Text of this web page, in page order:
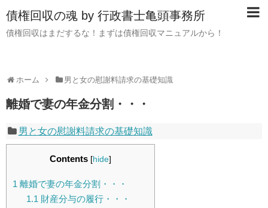
債権回収の魂 by 行政書士亀頭事務所
債権回収はまだするな！まずは債権回収マニュアルから！
ホーム 男と女の慰謝料請求の基礎知識
離婚で妻の年金分割・・・
男と女の慰謝料請求の基礎知識
Contents [hide]
1 離婚で妻の年金分割・・・
1.1 財産分与の履行・・・